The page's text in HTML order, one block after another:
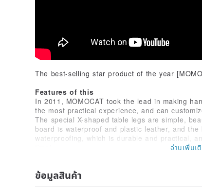
The best-selling star product of the year
Features of this
In 2011, MOMOCAT took the lead in making
the most practical experience, and can
The special X-shaped table legs are simple,
board is waterproof and plastic leather, and
waterproofing, which is durable and practical,
No.1 Bowl Medium and Large Dog Dining Table
Suitable for Labrador, Golden Retriever,
ข้อมูลสินค้า